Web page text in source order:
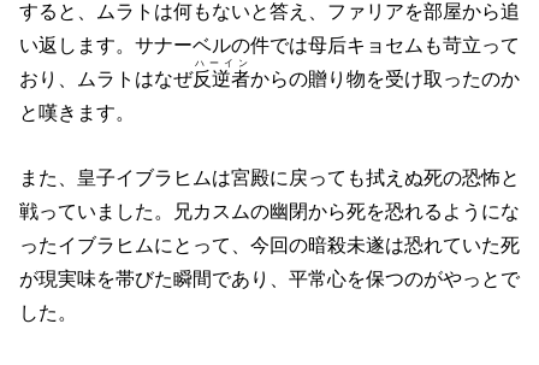
すると、ムラトは何もないと答え、ファリアを部屋から追
い返します。サナーベルの件では母后キョセムも苛立って
おり、ムラトはなぜ反逆者
ハーイン
からの贈り物を受け取ったのか
と嘆きます。
また、皇子イブラヒムは宮殿に戻っても拭えぬ死の恐怖と
戦っていました。兄カスムの幽閉から死を恐れるようにな
ったイブラヒムにとって、今回の暗殺未遂は恐れていた死
が現実味を帯びた瞬間であり、平常心を保つのがやっとで
した。